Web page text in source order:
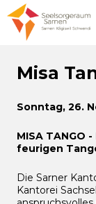
Misa
Sonntag, 26.
MISA TANGO
feurigen
Die Sarner
Kantorei